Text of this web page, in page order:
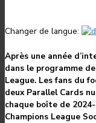
Changer de langue:
Après une année
dans le programme de
League. Les fans du
deux Parallel Cards
chaque boîte de 2024-
Champions League